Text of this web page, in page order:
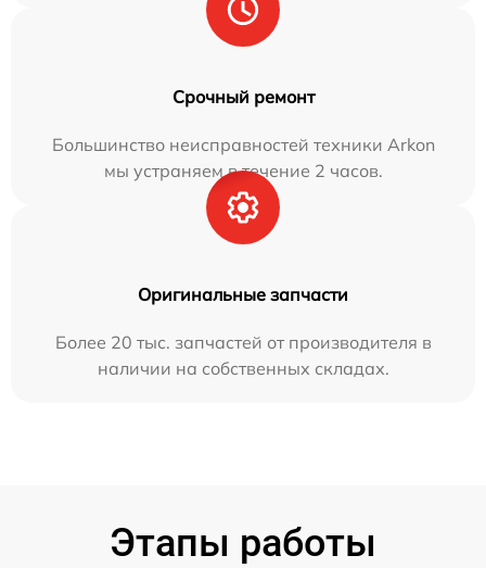
Срочный ремонт
Большинство неисправностей техники Arkon
мы устраняем в течение 2 часов.
Оригинальные запчасти
Более 20 тыс. запчастей от производителя в
наличии на собственных складах.
Этапы работы